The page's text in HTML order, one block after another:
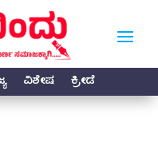
ವಿಶೇಷ ಕ್ರೀಡೆ